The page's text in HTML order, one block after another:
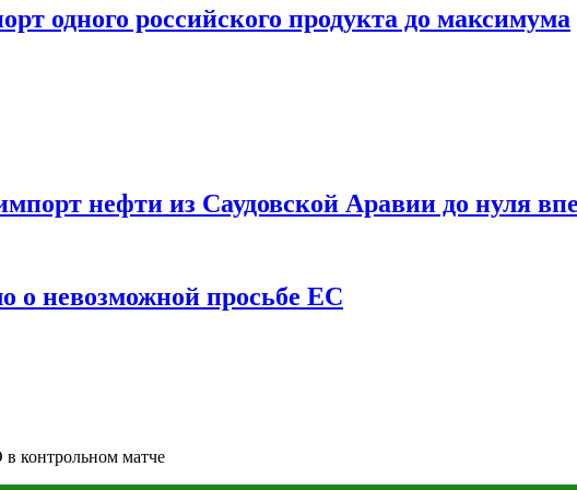
одного российского продукта до максимума
нефти из Саудовской Аравии до нуля
о невозможной просьбе ЕС
контрольном матче